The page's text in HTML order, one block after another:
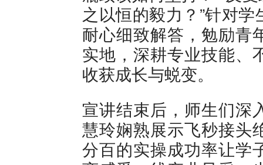
之以恒的毅力？”针对
耐心细致解答，勉励青
实地，深耕专业技能、
收获成长与蜕变。
宣讲结束后，师生们深
慧玲娴熟展示飞秒接头
分百的实操成功率让学